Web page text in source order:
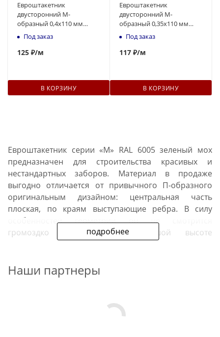
Евроштакетник
двусторонний М-
образный 0,4x110 мм
зелёный RAL 6005 1м
Под заказ
125 ₽/м
В КОРЗИНУ
Евроштакетник
двусторонний М-
образный 0,35x110 мм
зелёный RAL 6005 1м
Под заказ
117 ₽/м
В КОРЗИНУ
подробнее
Евроштакетник серии «М» RAL 6005 зеленый мох
предназначен для строительства красивых и
нестандартных заборов. Материал в продаже
выгодно отличается от привычного П-образного
оригинальным дизайном: центральная часть
плоская, по краям выступающие ребра. В силу
особенностей геометрии он не смотрится
громоздко даже при небольшой высоте
Область применения
Наши партнеры